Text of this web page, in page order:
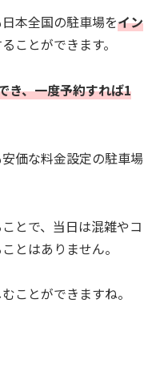
本全国の駐車場をイン
ことができます。
き、一度予約すれば1
価な料金設定の駐車場
とで、当日は混雑やコ
とはありません。
ことができますね。